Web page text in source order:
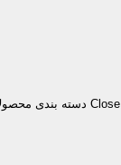
Close دسته بندی محصولات